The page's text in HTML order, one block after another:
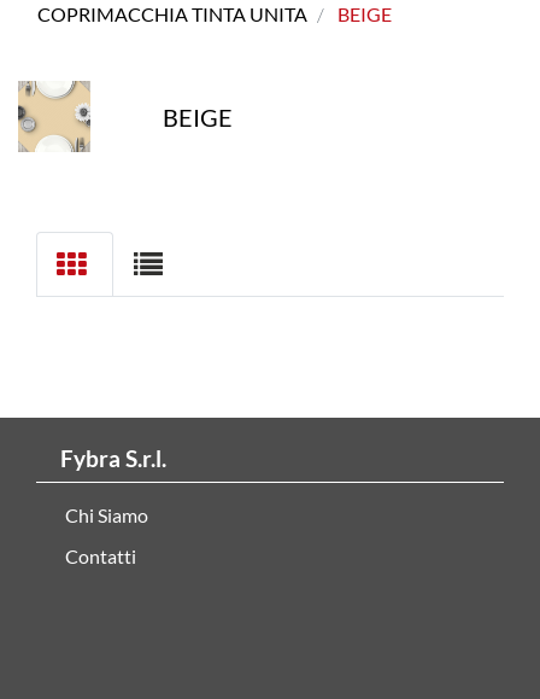
COPRIMACCHIA TINTA UNITA BEIGE
BEIGE
Fybra S.r.l.
Chi Siamo
Contatti